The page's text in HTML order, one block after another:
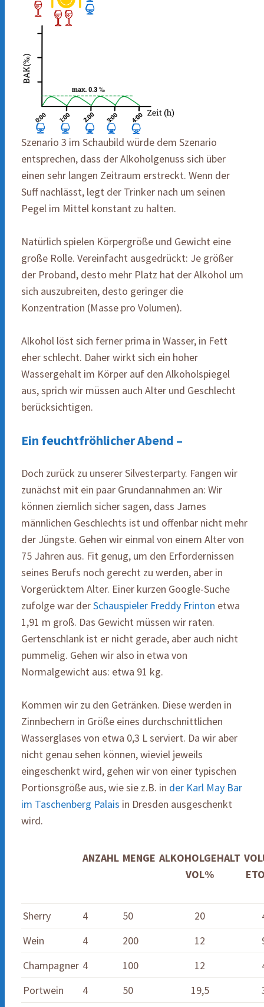
Szenario 3 im Schaubild würde dem Szenario
entsprechen, dass der Alkoholgenuss sich über
einen sehr langen Zeitraum erstreckt. Wenn der
Suff nachlässt, legt der Trinker nach um seinen
Pegel im Mittel konstant zu halten.
Natürlich spielen Körpergröße und Gewicht eine
große Rolle. Vereinfacht ausgedrückt: Je größer
der Proband, desto mehr Platz hat der Alkohol um
sich auszubreiten, desto geringer die
Konzentration (Masse pro Volumen).
Alkohol löst sich ferner prima in Wasser, in Fett
eher schlecht. Daher wirkt sich ein hoher
Wassergehalt im Körper auf den Alkoholspiegel
aus, sprich wir müssen auch Alter und Geschlecht
berücksichtigen.
Ein feuchtfröhlicher Abend –
Doch zurück zu unserer Silvesterparty. Fangen wir
zunächst mit ein paar Grundannahmen an: Wir
können ziemlich sicher sagen, dass James
männlichen Geschlechts ist und offenbar nicht mehr
der Jüngste. Gehen wir einmal von einem Alter von
75 Jahren aus. Fit genug, um den Erfordernissen
seines Berufs noch gerecht zu werden, aber in
Vorgerücktem Alter. Einer kurzen Google-Suche
zufolge war derSchauspieler Freddy Frinton etwa
1,91 m groß. Das Gewicht müssen wir raten.
Gertenschlank ist er nicht gerade, aber auch nicht
pummelig. Gehen wir also in etwa von
Normalgewicht aus: etwa 91 kg.
Kommen wir zu den Getränken. Diese werden in
Zinnbechern in Größe eines durchschnittlichen
Wasserglases von etwa 0,3 L serviert. Da wir aber
nicht genau sehen können, wieviel jeweils
eingeschenkt wird, gehen wir von einer typischen
Portionsgröße aus, wie sie z.B. in der Karl May Bar
im Taschenberg Palais in Dresden ausgeschenkt
wird.
ANZAHL MENGE ALKOHOLGEHALT
VOL%
Sherry 4 50 20
Wein
4 200 12
Champagner 4 100 12
Portwein
4 50 19,5